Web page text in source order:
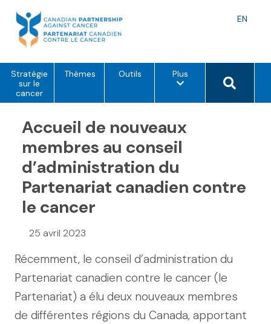
content
EN
Stratégie
sur le
cancer
Thèmes Outils Pluso
i
u
Search
Accueil de nouveaux
membres au conseil
d’administration du
Partenariat canadien contre
le cancer
25 avril 2023
Récemment, le conseil d’administration du
Partenariat canadien contre le cancer (le
Partenariat) a élu deux nouveaux membres
de différentes régions du Canada, apportant